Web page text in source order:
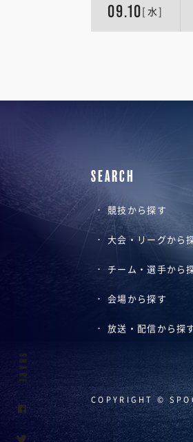
09.10[水]
SEARCH
競技から探す
大会・リーグから
チーム・選手から
会場から探す
放送・配信から探
COPYRIGHT ©
SHARE